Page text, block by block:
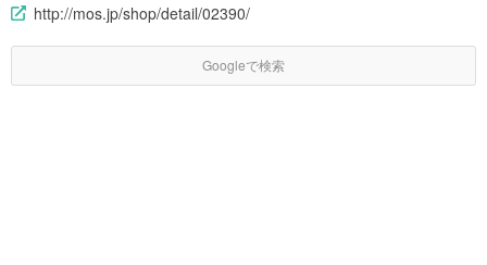
http://mos.jp/shop/detail/02390/
Googleで検索